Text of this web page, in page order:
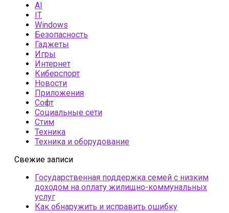
AI
IT
Windows
Безопасность
Гаджеты
Игры
Интернет
Киберспорт
Новости
Приложения
Софт
Социальные сети
Стим
Техника
Техника и оборудование
Свежие записи
Государственная поддержка семей с низким
доходом на оплату жилищно-коммунальных
услуг
Как обнаружить и исправить ошибку